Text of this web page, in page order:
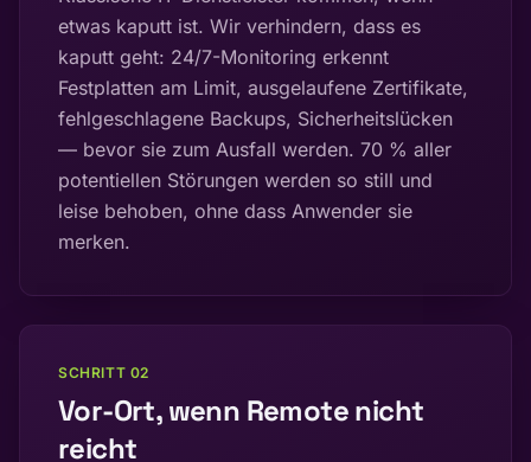
etwas kaputt ist. Wir verhindern, dass es
kaputt geht: 24/7-Monitoring erkennt
Festplatten am Limit, ausgelaufene Zertifikate,
fehlgeschlagene Backups, Sicherheitslücken
— bevor sie zum Ausfall werden. 70 % aller
potentiellen Störungen werden so still und
leise behoben, ohne dass Anwender sie
merken.
SCHRITT 02
Vor-Ort, wenn Remote nicht
reicht